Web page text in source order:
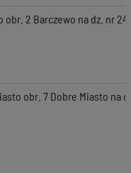
obr. 2 Barczewo na dz. nr
obr. 7 Dobre Miasto na